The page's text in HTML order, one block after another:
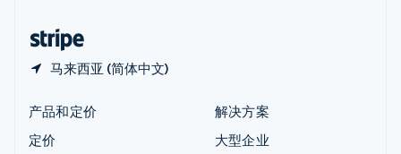
马来西亚 (简体中文)
产品和定价
定价
解决方案
大型企业